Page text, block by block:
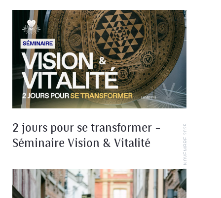
11 NOVEMBRE 2025
2 jours pour se transformer –
Séminaire Vision & Vitalité